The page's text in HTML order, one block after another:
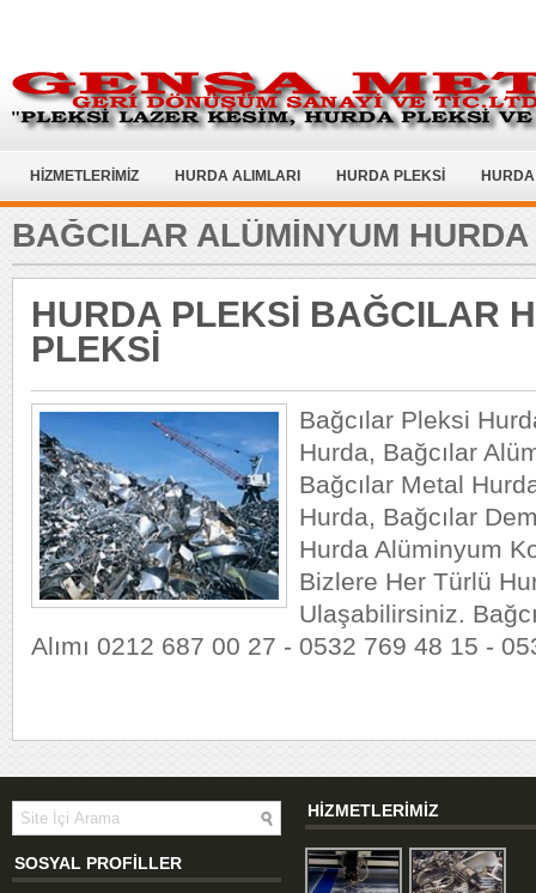
HİZMETLERİMİZ HURDA ALIMLARI HURDA PLEKSİ
BAĞCILAR ALÜMINYUM HURDA
HURDA PLEKSİ BAĞCILAR
PLEKSİ
Bağcılar Pleksi
Hurda, Bağcılar
Bağcılar Metal
Hurda, Bağcılar
Hurda Alüminyum
Bizlere Her Türlü
Ulaşabilirsiniz.
Alımı 0212 687 00 27 - 0532 769 48 15 -
SOSYAL PROFİLLER
HİZMETLERİMİZ